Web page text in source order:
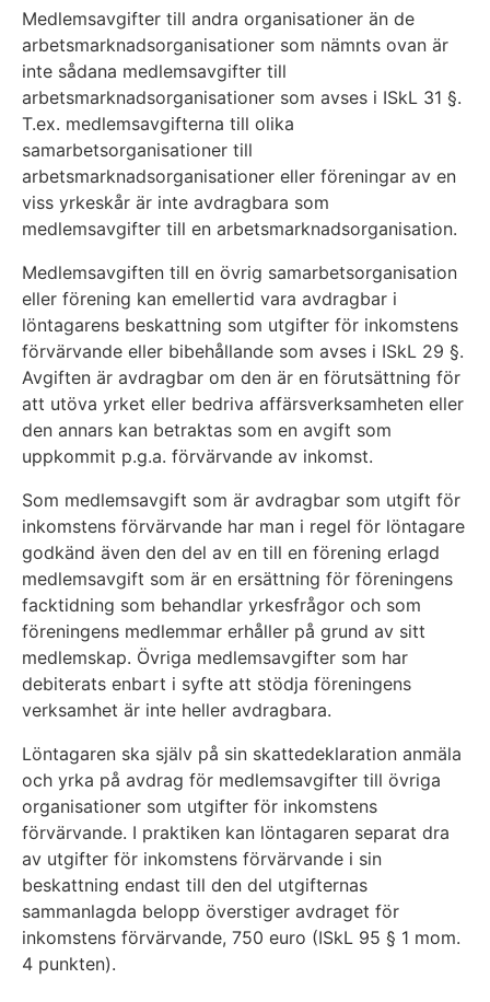
Medlemsavgifter till andra organisationer än de
arbetsmarknadsorganisationer som nämnts ovan är
inte sådana medlemsavgifter till
arbetsmarknadsorganisationer som avses i ISkL 31 §.
T.ex. medlemsavgifterna till olika
samarbetsorganisationer till
arbetsmarknadsorganisationer eller föreningar av en
viss yrkeskår är inte avdragbara som
medlemsavgifter till en arbetsmarknadsorganisation.
Medlemsavgiften till en övrig samarbetsorganisation
eller förening kan emellertid vara avdragbar i
löntagarens beskattning som utgifter för inkomstens
förvärvande eller bibehållande som avses i ISkL 29 §.
Avgiften är avdragbar om den är en förutsättning för
att utöva yrket eller bedriva affärsverksamheten eller
den annars kan betraktas som en avgift som
uppkommit p.g.a. förvärvande av inkomst.
Som medlemsavgift som är avdragbar som utgift för
inkomstens förvärvande har man i regel för löntagare
godkänd även den del av en till en förening erlagd
medlemsavgift som är en ersättning för föreningens
facktidning som behandlar yrkesfrågor och som
föreningens medlemmar erhåller på grund av sitt
medlemskap. Övriga medlemsavgifter som har
debiterats enbart i syfte att stödja föreningens
verksamhet är inte heller avdragbara.
Löntagaren ska själv på sin skattedeklaration anmäla
och yrka på avdrag för medlemsavgifter till övriga
organisationer som utgifter för inkomstens
förvärvande. I praktiken kan löntagaren separat dra
av utgifter för inkomstens förvärvande i sin
beskattning endast till den del utgifternas
sammanlagda belopp överstiger avdraget för
inkomstens förvärvande, 750 euro (ISkL 95 § 1 mom.
4 punkten).